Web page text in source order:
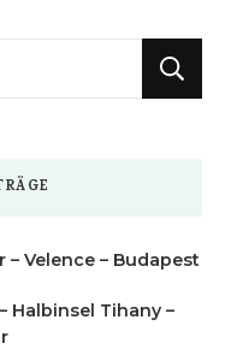
– Velence – Budapest
Halbinsel Tihany –